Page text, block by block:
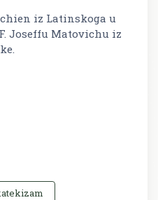
iz Latinskoga u
Joseffu Matovichu iz